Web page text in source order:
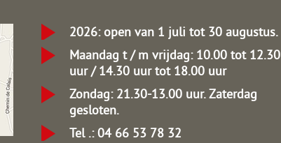
2026: open van 1 juli tot 30 augustus.
Maandag t / m vrijdag: 10.00 tot 12.30
uur / 14.30 uur tot 18.00 uur
Zondag: 21.30-13.00 uur.Zaterdag
gesloten.
Tel .: 04 66 53 78 32